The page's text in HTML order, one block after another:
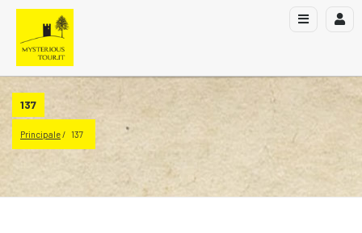
137
Principale 137